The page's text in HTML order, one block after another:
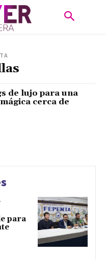
de lujo para una
cerca de
para